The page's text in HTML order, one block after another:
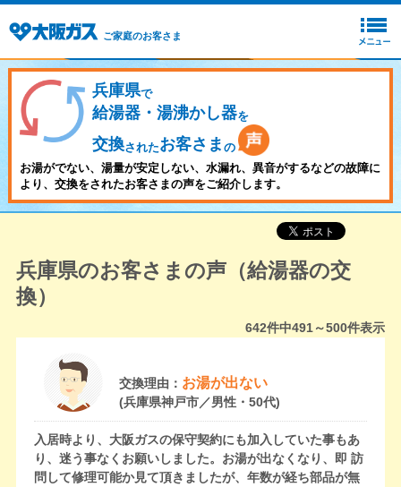
ご家庭のお客さま
兵庫県で
給湯器・湯沸かし器を
交換されたお客さま の
お湯がでない、湯量が安定しない、水漏れ、異音がするなどの故障に
より、交換をされたお客さまの声をご紹介します。
兵庫県のお客さまの声（給湯器の交
換）
642件中491～500件表示
交換理由： お湯が出ない
(兵庫県神戸市／男性・50代)
入居時より、大阪ガスの保守契約にも加入していた事もあ
り、迷う事なくお願いしました。お湯が出なくなり、即 訪
問して修理可能か見て頂きましたが、年数が経ち部品が無